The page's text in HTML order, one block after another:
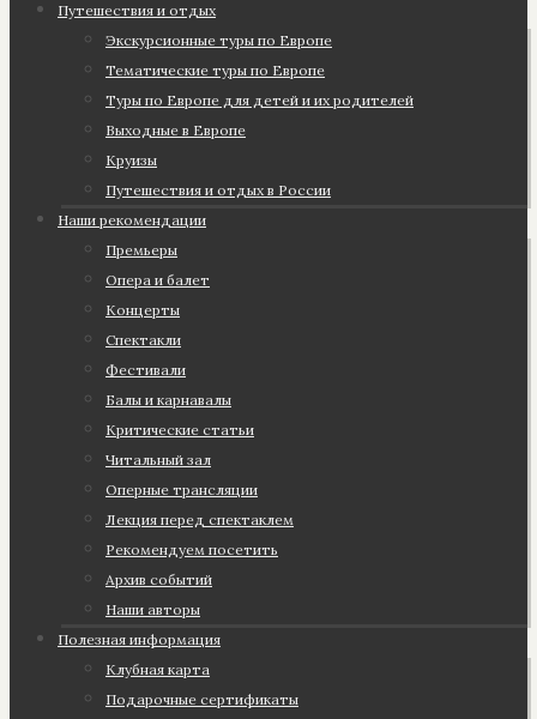
Путешествия и отдых
Экскурсионные туры по Европе
Тематические туры по Европе
Туры по Европе для детей и их родителей
Выходные в Европе
Круизы
Путешествия и отдых в России
Наши рекомендации
Премьеры
Опера и балет
Концерты
Спектакли
Фестивали
Балы и карнавалы
Критические статьи
Читальный зал
Оперные трансляции
Лекция перед спектаклем
Рекомендуем посетить
Архив событий
Наши авторы
Полезная информация
Клубная карта
Подарочные сертификаты